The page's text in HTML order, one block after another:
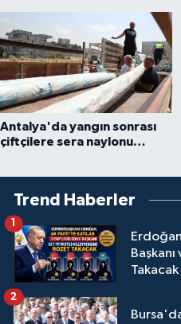
Antalya'da yangın sonrası
çiftçilere sera naylonu
Trend Haberler
Takacak
1
2